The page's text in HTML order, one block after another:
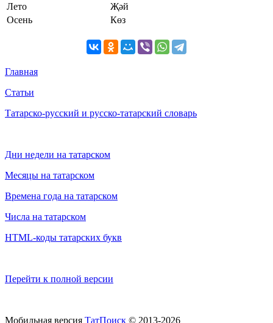
Лето
Җәй
Осень
Көз
Главная
Статьи
Татарско-русский и русско-татарский словарь
Дни недели на татарском
Месяцы на татарском
Времена года на татарском
Числа на татарском
HTML-коды татарских букв
Перейти к полной версии
Мобильная версия ТатПоиск © 2013-2026